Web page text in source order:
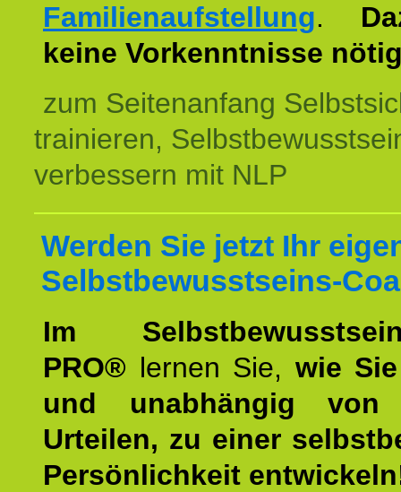
Familienaufstellung.
keine Vorkenntnisse
zum Seitenanfang
trainieren,
verbessern mit NLP
Werden Sie jetzt Ihr
Selbstbewusstseins-
Im
PRO® lernen Sie, wie
und unabhängig von
Urteilen, zu einer
Persönlichkeit